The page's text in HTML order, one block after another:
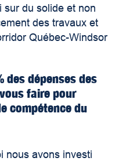
sur du solide et non
des travaux et
Québec-Windsor
des dépenses des
faire pour
compétence du
nous avons investi